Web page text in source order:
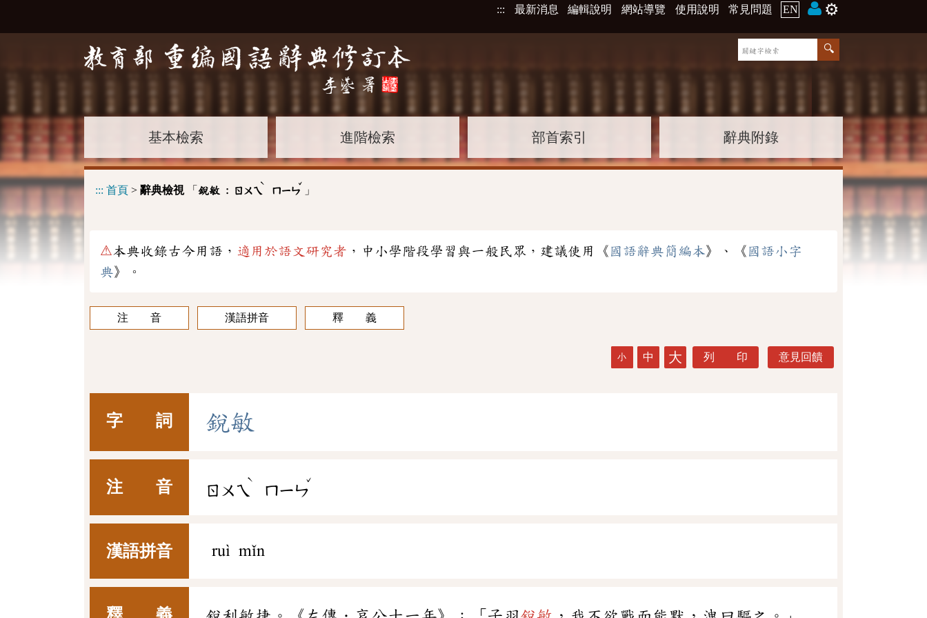
::: 最新消息 編輯說明 網站導覽 使用說明 常見問題 EN ⚙️
基本檢索 進階檢索 部首索引 辭典附錄
::: 首頁 > 辭典檢視「 銳敏 : ㄖㄨㄟ
ˋ
ㄇㄧㄣ
ˇ
」
⚠本典收錄古今用語， 適用於語文研究者 ，中小學階段學習與一般民眾，建議使用《 國語辭典簡編本》、《 國語小字
典》。
注 音 漢語拼音 釋 義
小 中 大 列 印 意見回饋
字 詞 銳敏
注 音 ㄖㄨㄟ
ˋ
ㄇㄧㄣ
ˇ
漢語拼音 ruì mǐn